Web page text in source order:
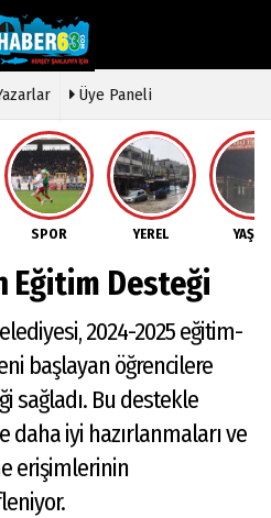
Köşe
Yazarları
Video
Foto
Galeri
Etkinlikler
Künye
İletişim
Çerez
Gizlilik
Üye Paneli
SPOR YEREL
Eğitim Desteği
2024-2025 eğitim-
başlayan öğrencilere
sağladı. Bu destekle
iyi hazırlanmaları ve
erişimlerinin